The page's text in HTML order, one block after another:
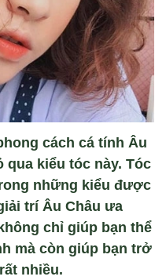
cách cá tính Âu
qua kiểu tóc này. Tóc
những kiểu được
trí Âu Châu ưa
chỉ giúp bạn thể
mà còn giúp bạn trở
nhiều.